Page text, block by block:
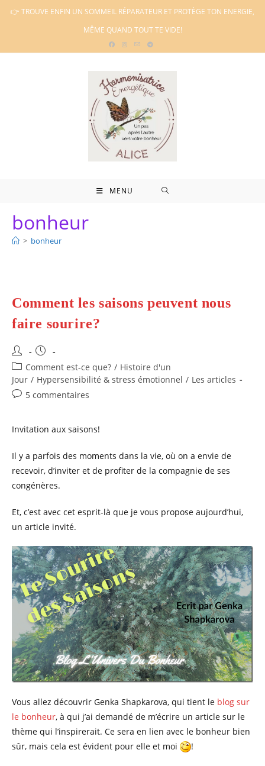
Skip👉 TROUVE ENFIN UN SOMMEIL RÉPARATEUR ET PROTÈGE TON ENERGIE,
MÊME QUAND TOUT TE VIDE!
MENU
bonheur
> bonheur
Comment les saisons peuvent nous
faire sourire?
Auteur/autrice
de
la
publication :
Publication
publiée :
Post
category:
Comment est-ce que? / Histoire d'un
Jour / Hypersensibilité & stress émotionnel / Les articles
Commentaires
publication :
5 commentaires
Invitation aux saisons!
Il y a parfois des moments dans la vie, où on a envie de
recevoir, d’inviter et de profiter de la compagnie de ses
congénères.
Et, c’est avec cet esprit-là que je vous propose aujourd’hui,
un article invité.
Vous allez découvrir Genka Shapkarova, qui tient le blog sur
le bonheur, à qui j’ai demandé de m’écrire un article sur le
thème qui l’inspirerait. Ce sera en lien avec le bonheur bien
sûr, mais cela est évident pour elle et moi
!